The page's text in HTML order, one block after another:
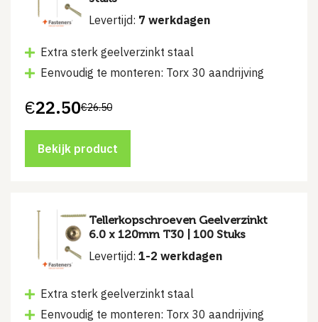
Levertijd: 7 werkdagen
Extra sterk geelverzinkt staal
Eenvoudig te monteren: Torx 30 aandrijving
€26.50
Oorspronkelijke
was:
€26.50.
€22.50
Huidige
is:
€22.50.
Bekijk product
Tellerkopschroeven Geelverzinkt
6.0 x 120mm T30 | 100 Stuks
Levertijd: 1-2 werkdagen
Extra sterk geelverzinkt staal
Eenvoudig te monteren: Torx 30 aandrijving